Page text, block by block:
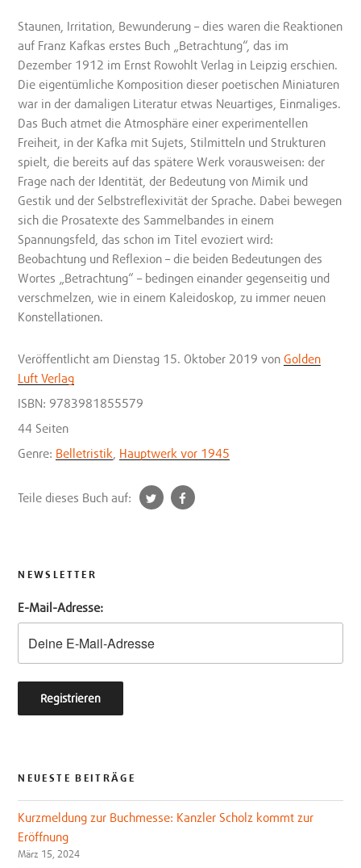
Staunen, Irritation, Bewunderung – dies waren die Reaktionen
auf Franz Kafkas erstes Buch „Betrachtung“, das im
Dezember 1912 im Ernst Rowohlt Verlag in Leipzig erschien.
Die eigentümliche Komposition dieser poetischen Miniaturen
war in der damaligen Literatur etwas Neuartiges, Einmaliges.
Das Buch atmet die Atmosphäre einer experimentellen
Freiheit, in der Kafka mit Sujets, Stilmitteln und Strukturen
spielt, die bereits auf das spätere Werk vorausweisen: der
Frage nach der Identität, der Bedeutung von Mimik und
Gestik und der Selbstreflexivität der Sprache. Dabei bewegen
sich die Prosatexte des Sammelbandes in einem
Spannungsfeld, das schon im Titel evoziert wird:
Beobachtung und Reflexion – die beiden Bedeutungen des
Wortes „Betrachtung“ – bedingen einander gegenseitig und
verschmelzen, wie in einem Kaleidoskop, zu immer neuen
Konstellationen.
Veröffentlicht am Dienstag 15. Oktober 2019 vonGolden
Luft Verlag
ISBN: 9783981855579
44 Seiten
Genre: Belletristik Hauptwerk vor 1945
Teile dieses Buch auf:
t
NEWSLETTER
E-Mail-Adresse:
NEUESTE BEITRÄGE
Kurzmeldung zur Buchmesse: Kanzler Scholz kommt zur
Eröffnung
März 15, 2024